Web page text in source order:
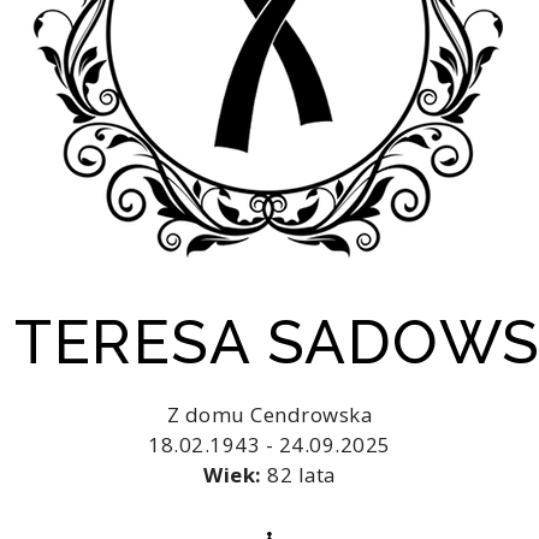
TERESA
Z domu Cendrowska
18.02.1943 - 24.09.2025
Wiek: 82 lata